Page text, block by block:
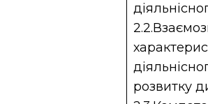
розвитку